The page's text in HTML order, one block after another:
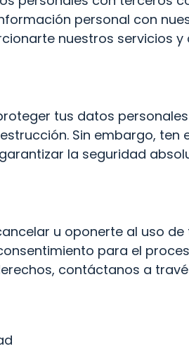
personal con
nuestros servicios
tus datos
Sin embargo, ten
la seguridad
u oponerte al uso
para el
contáctanos a